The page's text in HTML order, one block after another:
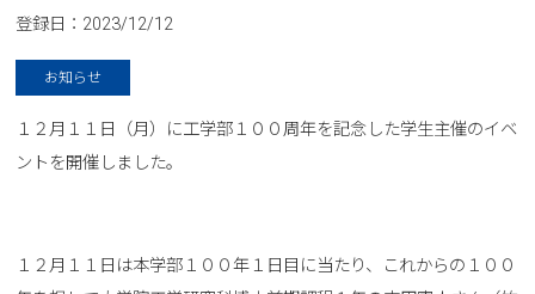
登録日： 2023/12/12
お知らせ
１２月１１日（月）に工学部１００周年を記念した学生主催のイベ
ントを開催しました。
１２月１１日は本学部１００年１日目に当たり、これからの１００